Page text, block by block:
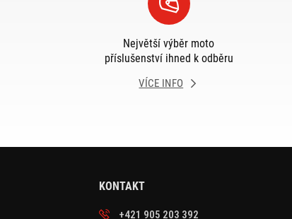
Největší výběr moto
příslušenství ihned k odběru
VÍCE INFO
KONTAKT
+421 905 203 392